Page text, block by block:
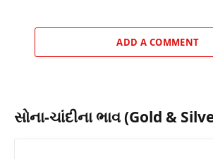
ADD A COMMENT
સોના-ચાંદીના ભાવ (Gold &